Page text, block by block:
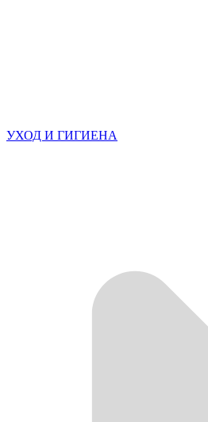
УХОД И ГИГИЕНА